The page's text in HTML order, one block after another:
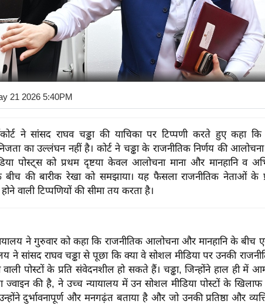
21 2026 5:40PM
ने सांसद राघव चड्ढा की याचिका पर टिप्पणी करते हुए कहा कि
का उल्लंघन नहीं है। कोर्ट ने चड्ढा के राजनीतिक निर्णय की
पोस्ट्स को प्रथम दृष्टया केवल आलोचना माना और मानहानि व
बीच की बारीक रेखा को समझाया। यह फैसला राजनीतिक नेताओं के
वाली टिप्पणियों की सीमा तय करता है।
ने गुरुवार को कहा कि राजनीतिक आलोचना और मानहानि के बीच
ने सांसद राघव चड्ढा से पूछा कि क्या वे सोशल मीडिया पर उनकी
पोस्टों के प्रति संवेदनशील हो सकते हैं। चड्ढा, जिन्होंने हाल ही में
ज्वाइन की है, ने उच्च न्यायालय में उन सोशल मीडिया पोस्टों के खिलाफ
दुर्भावनापूर्ण और मनगढ़ंत बताया है और जो उनकी प्रतिष्ठा और